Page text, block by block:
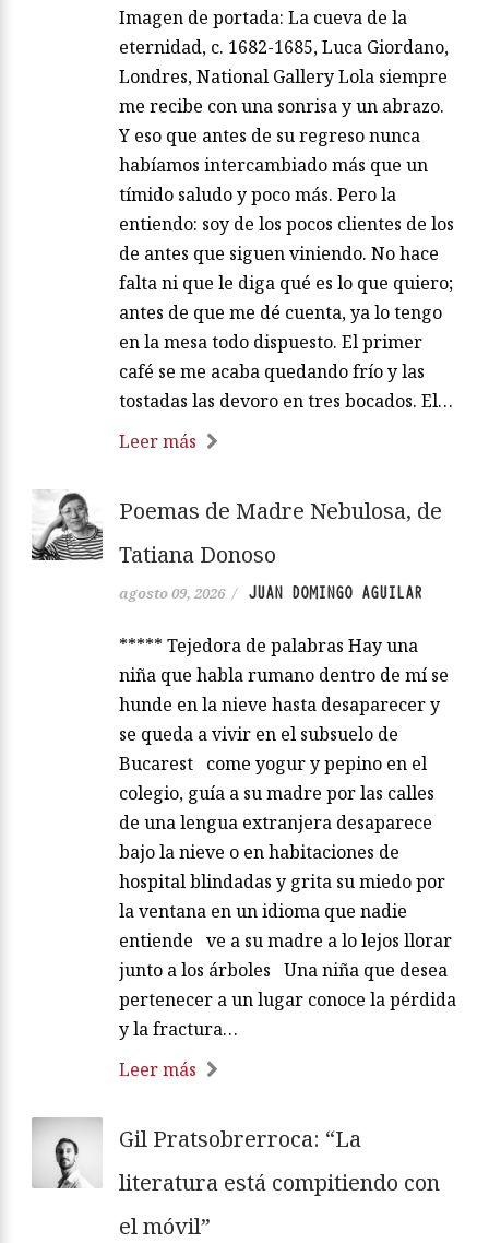
Imagen de portada: La cueva de la
eternidad, c. 1682-1685, Luca Giordano,
Londres, National Gallery Lola siempre
me recibe con una sonrisa y un abrazo.
Y eso que antes de su regreso nunca
habíamos intercambiado más que un
tímido saludo y poco más. Pero la
entiendo: soy de los pocos clientes de los
de antes que siguen viniendo. No hace
falta ni que le diga qué es lo que quiero;
antes de que me dé cuenta, ya lo tengo
en la mesa todo dispuesto. El primer
café se me acaba quedando frío y las
tostadas las devoro en tres bocados. El…
Leer más
Poemas de Madre Nebulosa, de
Tatiana Donoso
agosto 09, 2026 / JUAN DOMINGO AGUILAR
***** Tejedora de palabras Hay una
niña que habla rumano dentro de mí se
hunde en la nieve hasta desaparecer y
se queda a vivir en el subsuelo de
Bucarest come yogur y pepino en el
colegio, guía a su madre por las calles
de una lengua extranjera desaparece
bajo la nieve o en habitaciones de
hospital blindadas y grita su miedo por
la ventana en un idioma que nadie
entiende ve a su madre a lo lejos llorar
junto a los árboles Una niña que desea
pertenecer a un lugar conoce la pérdida
y la fractura…
Leer más
Gil Pratsobrerroca: “La
literatura está compitiendo con
el móvil”